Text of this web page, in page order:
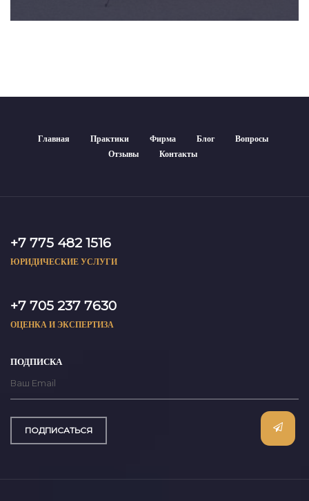
Главная Практики Фирма Блог
Вопросы
Отзывы
Контакты
+7 775 482 1516
ЮРИДИЧЕСКИЕ УСЛУГИ
+7 705 237 7630
ОЦЕНКА И ЭКСПЕРТИЗА
ПОДПИСКА
ПОДПИСАТЬСЯ